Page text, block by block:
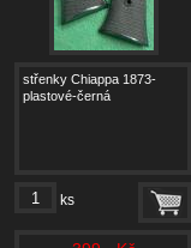
střenky Chiappa 1873-
plastové-černá
ks